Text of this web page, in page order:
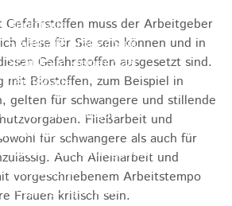
Sporthalle
Stadthalle großer Saal
Stadthalle kleiner Saal
Tennishalle
Mietspiegel
& Gebühren
Wasserverbrauchsgebühr
Hundesteuer
Vergnügungssteuer
muss der Arbeitgeber
diese für Sie sein können und in
Gefahrstoffen ausgesetzt sind.
mit Biostoffen, zum Beispiel in
gelten für schwangere und stillende
Fließarbeit und
für schwangere als auch für
Auch Alleinarbeit und
vorgeschriebenem Arbeitstempo
Frauen kritisch sein.